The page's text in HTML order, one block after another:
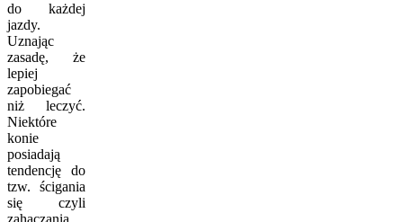
do każdej
jazdy.
Uznając
zasadę, że
lepiej
zapobiegać
niż leczyć.
Niektóre
konie
posiadają
tendencję do
tzw. ścigania
się czyli
zahaczania